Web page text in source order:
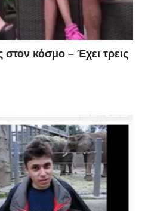
κόσμο – Έχει τρεις